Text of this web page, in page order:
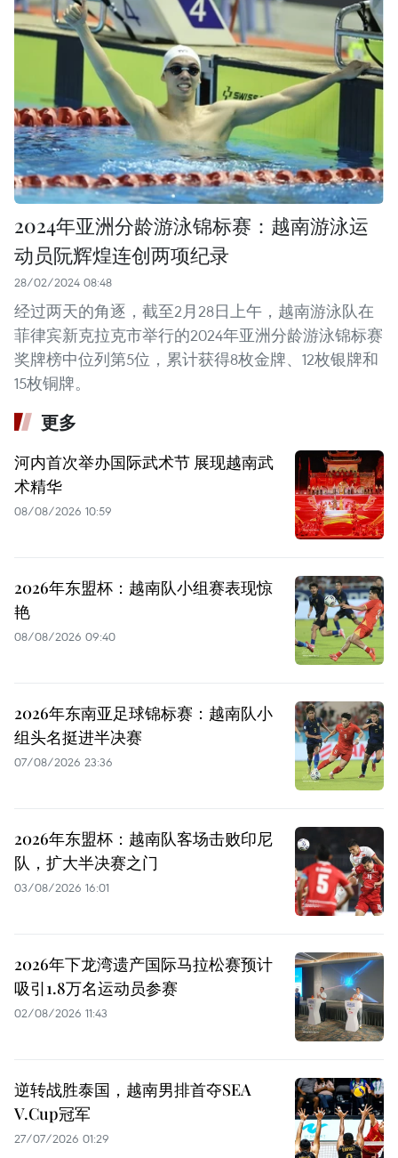
2024年亚洲分龄游泳锦标赛：越南游泳运
动员阮辉煌连创两项纪录
28/02/2024 08:48
经过两天的角逐，截至2月28日上午，越南游泳队在
菲律宾新克拉克市举行的2024年亚洲分龄游泳锦标赛
奖牌榜中位列第5位，累计获得8枚金牌、12枚银牌和
15枚铜牌。
更多
河内首次举办国际武术节 展现越南武
术精华
08/08/2026 10:59
2026年东盟杯：越南队小组赛表现惊
艳
08/08/2026 09:40
2026年东南亚足球锦标赛：越南队小
组头名挺进半决赛
07/08/2026 23:36
2026年东盟杯：越南队客场击败印尼
队，扩大半决赛之门
03/08/2026 16:01
2026年下龙湾遗产国际马拉松赛预计
吸引1.8万名运动员参赛
02/08/2026 11:43
逆转战胜泰国，越南男排首夺SEA
V.Cup冠军
27/07/2026 01:29